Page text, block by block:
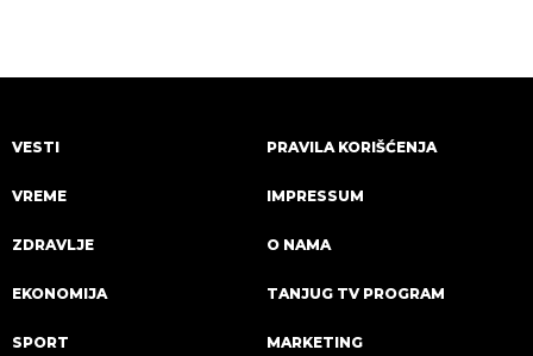
VESTI
VREME
ZDRAVLJE
EKONOMIJA
SPORT
PRAVILA KORIŠĆENJA
IMPRESSUM
O NAMA
TANJUG TV PROGRAM
MARKETING